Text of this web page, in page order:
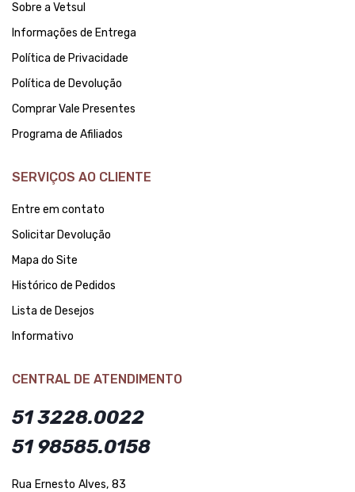
Sobre a Vetsul
Informações de Entrega
Política de Privacidade
Política de Devolução
Comprar Vale Presentes
Programa de Afiliados
SERVIÇOS AO CLIENTE
Entre em contato
Solicitar Devolução
Mapa do Site
Histórico de Pedidos
Lista de Desejos
Informativo
CENTRAL DE ATENDIMENTO
51 3228.0022
51 98585.0158
Rua Ernesto Alves, 83